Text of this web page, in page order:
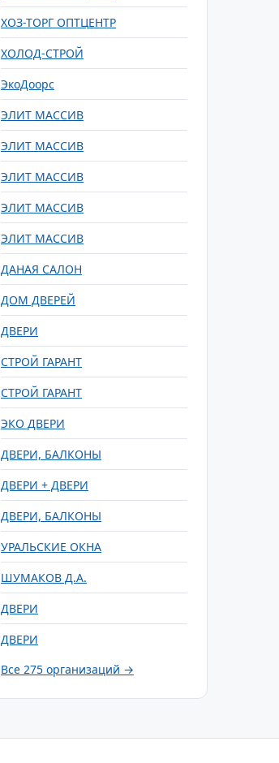
ХОЗ-ТОРГ ОПТЦЕНТР
ХОЛОД-СТРОЙ
ЭкоДоорс
ЭЛИТ МАССИВ
ЭЛИТ МАССИВ
ЭЛИТ МАССИВ
ЭЛИТ МАССИВ
ЭЛИТ МАССИВ
ДАНАЯ САЛОН
ДОМ ДВЕРЕЙ
ДВЕРИ
СТРОЙ ГАРАНТ
СТРОЙ ГАРАНТ
ЭКО ДВЕРИ
ДВЕРИ, БАЛКОНЫ
ДВЕРИ + ДВЕРИ
ДВЕРИ, БАЛКОНЫ
УРАЛЬСКИЕ ОКНА
ШУМАКОВ Д.А.
ДВЕРИ
ДВЕРИ
Все 275 организаций →